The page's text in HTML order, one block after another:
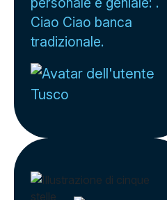
Ciao Ciao banca
tradizionale.
Tusco